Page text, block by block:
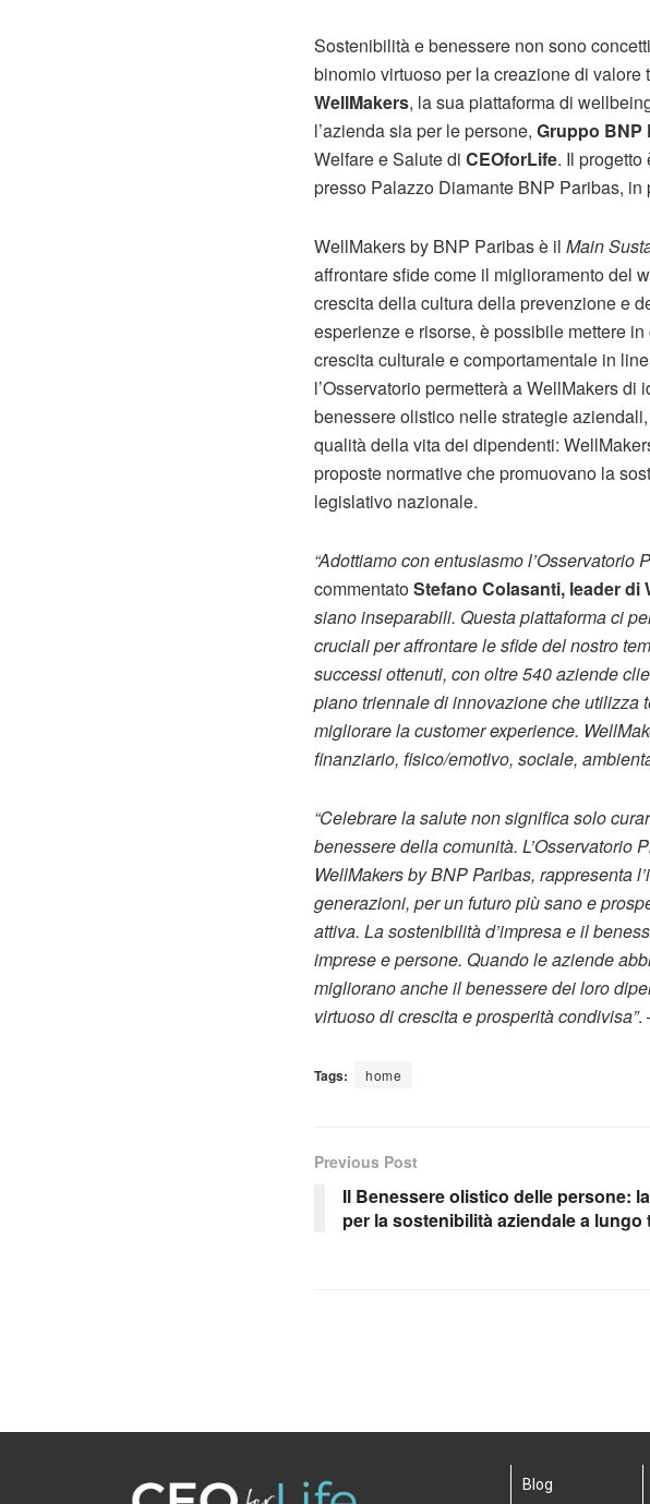
Sostenibilità e benessere non sono
binomio virtuoso per la creazione di
WellMakers, la sua piattaforma di
l’azienda sia per le persone, Gruppo BNP
Welfare e Salute di CEOforLife. Il progetto
presso Palazzo Diamante BNP Paribas,
WellMakers by BNP Paribas è il Main
affrontare sfide come il miglioramento del
crescita della cultura della prevenzione e
esperienze e risorse, è possibile mettere
crescita culturale e comportamentale in
l’Osservatorio permetterà a WellMakers
benessere olistico nelle strategie
qualità della vita dei dipendenti:
proposte normative che promuovano la
legislativo nazionale.
“Adottiamo con entusiasmo
commentatoStefano Colasanti, leader di
siano inseparabili. Questa piattaforma ci
cruciali per affrontare le sfide del nostro
successi ottenuti, con oltre 540 aziende
piano triennale di innovazione che
migliorare la customer experience.
finanziario, fisico/emotivo, sociale,
“Celebrare la salute non significa solo
benessere della comunità. L’Osservatorio
WellMakers by BNP Paribas, rappresenta
generazioni, per un futuro più sano e
attiva. La sostenibilità d’impresa e il
imprese e persone. Quando le aziende
migliorano anche il benessere dei loro
virtuoso di crescita e prosperità condivisa”.
Tags: home
Previous Post
Il Benessere olistico delle persone:
per la sostenibilità aziendale a lungo
Blog